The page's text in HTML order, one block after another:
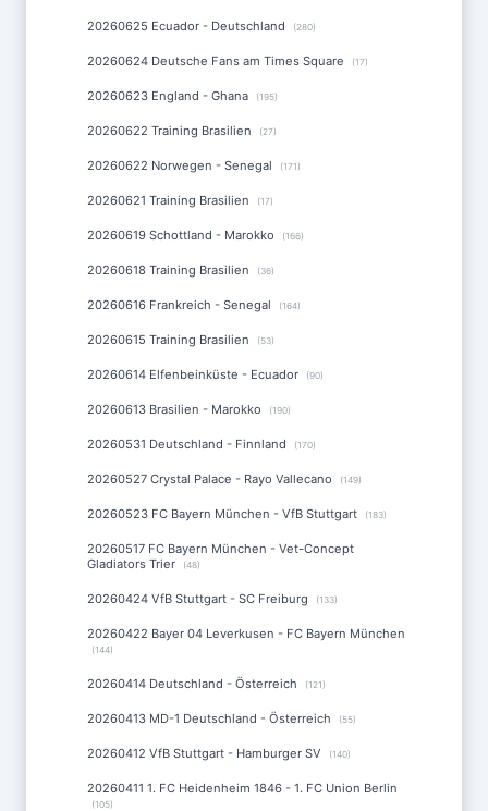
20260625 Ecuador - Deutschland (280)
20260624 Deutsche Fans am Times Square (17)
20260623 England - Ghana (195)
20260622 Training Brasilien (27)
20260622 Norwegen - Senegal (171)
20260621 Training Brasilien (17)
20260619 Schottland - Marokko (166)
20260618 Training Brasilien (36)
20260616 Frankreich - Senegal (164)
20260615 Training Brasilien (53)
20260614 Elfenbeinküste - Ecuador (90)
20260613 Brasilien - Marokko (190)
20260531 Deutschland - Finnland (170)
20260527 Crystal Palace - Rayo Vallecano (149)
20260523 FC Bayern München - VfB Stuttgart (183)
20260517 FC Bayern München - Vet-Concept
Gladiators Trier
(48)
20260424 VfB Stuttgart - SC Freiburg (133)
20260422 Bayer 04 Leverkusen - FC Bayern München
(144)
20260414 Deutschland - Österreich (121)
20260413 MD-1 Deutschland - Österreich (55)
20260412 VfB Stuttgart - Hamburger SV (140)
20260411 1. FC Heidenheim 1846 - 1. FC Union Berlin
(105)